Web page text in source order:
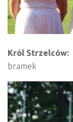
Król Strzelców:
bramek